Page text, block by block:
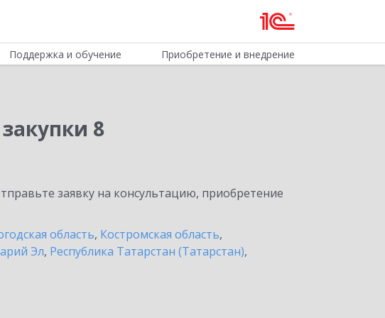
Поддержка и обучение Приобретение и внедрение
8
заявку на консультацию, приобретение
область, Костромская область,
Эл, Республика Татарстан (Татарстан),